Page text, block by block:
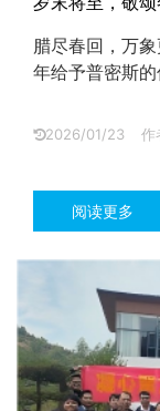
腊尽春回，万
年给予普密斯
2026/01/23 作
阅读更多